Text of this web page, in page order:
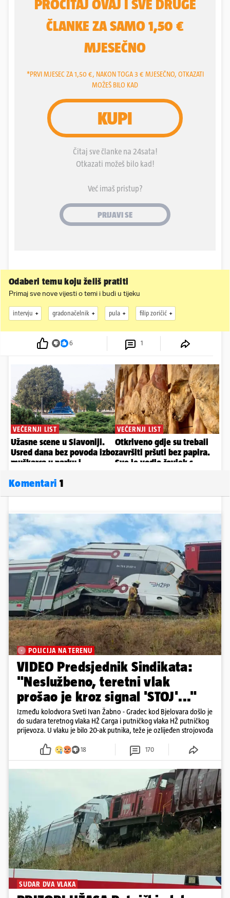
platforma, nakon idućeg izbornog ciklusa preuzeti
kontrolu nad državom. I dok je ranije dolazeći u Zagreb
vidio kako se razvija, sad prvo što vidi je dosta smeća i
Odaberi temu koju želiš pratiti
Primaj sve nove vijesti o temi i budi u tijeku
intervju gradonačelnik pula filip zoričić
6 1
Komentari 1
POLICIJA NA TERENU
VIDEO Predsjednik Sindikata:
"Neslužbeno, teretni vlak
prošao je kroz signal 'STOJ'..."
Između kolodvora Sveti Ivan Žabno - Gradec kod Bjelovara došlo je
do sudara teretnog vlaka HŽ Carga i putničkog vlaka HŽ putničkog
prijevoza. U vlaku je bilo 20-ak putnika, teže je ozlijeđen strojovođa
18 170
SUDAR DVA VLAKA